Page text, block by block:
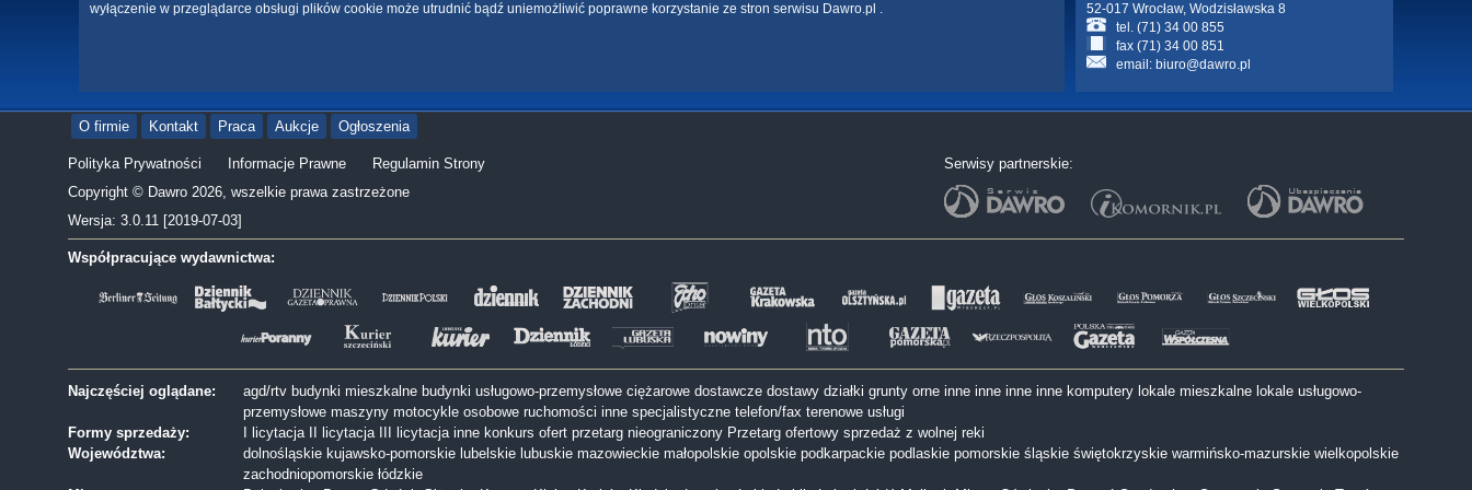
wyłączenie w przeglądarce obsługi plików cookie może utrudnić bądź uniemożliwić poprawne korzystanie ze stron serwisu Dawro.pl .
52-017 Wrocław, Wodzisławska 8
tel. (71) 34 00 855
fax (71) 34 00 851
email: biuro@dawro.pl
O firmie Kontakt Praca Aukcje Ogłoszenia
Polityka Prywatności Informacje Prawne
Regulamin Strony
Copyright © Dawro 2026, wszelkie prawa zastrzeżone
Wersja: 3.0.11 [2019-07-03]
Serwisy partnerskie:
Współpracujące wydawnictwa:
Najczęściej oglądane: agd/rtv budynki mieszkalne budynki usługowo-przemysłowe ciężarowe dostawcze dostawy działki grunty orne inne inne inne inne komputery lokale mieszkalne lokale usługowo-
przemysłowe maszyny motocykle osobowe ruchomości inne specjalistyczne telefon/fax terenowe usługi
Formy sprzedaży:
I licytacja II licytacja III licytacja inne konkurs ofert przetarg nieograniczony Przetarg ofertowy sprzedaż z wolnej reki
Województwa:
dolnośląskie kujawsko-pomorskie lubelskie lubuskie mazowieckie małopolskie opolskie podkarpackie podlaskie pomorskie śląskie świętokrzyskie warmińsko-mazurskie wielkopolskie
zachodniopomorskie łódzkie